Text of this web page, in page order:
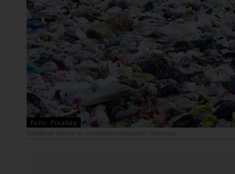
Foto: Pixabay